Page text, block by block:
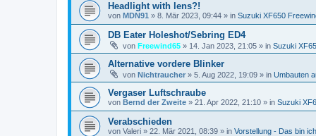
Headlight with lens?!
von MDN91 » 8. Mär 2023, 09:44 » in Suzuki XF650
DB Eater Holeshot/Sebring ED4
von Freewind65 » 14. Jan 2023, 21:05 » in Suzuki
Alternative vordere Blinker
von Nichtraucher » 5. Aug 2022, 19:09 » in Umbauten
Vergaser Luftschraube
von Bernd der Zweite » 21. Apr 2022, 21:10 » in Suzuki
Verabschieden
von Valeri » 22. Mär 2021, 08:39 » in Vorstellung - Das bin ich